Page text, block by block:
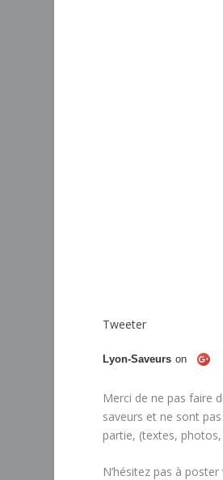
Tweeter
Lyon-Saveurs on
Merci de ne pas faire
saveurs et ne sont
partie, (textes,
N’hésitez pas à